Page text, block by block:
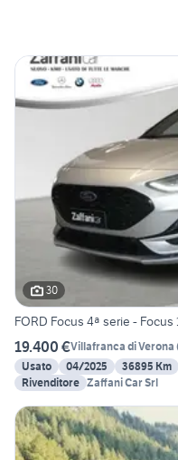
30
FORD Focus 4ª serie - Focus
19.400 €Villafranca di Verona
Usato
04/2025 36895 Km
Rivenditore Zaffani Car Srl